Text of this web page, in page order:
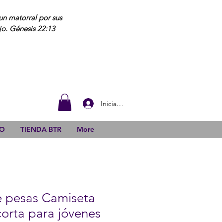
matorral por sus
Génesis 22:13
Iniciar sesión
pesas Camiseta
para jóvenes
TIENDA BTR More